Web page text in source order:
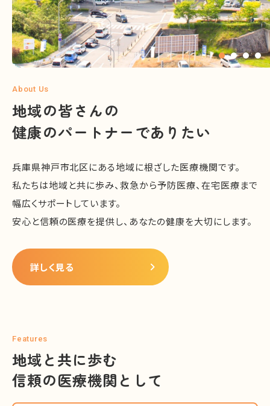
About Us
地域の皆さんの
健康のパートナーでありたい
兵庫県神戸市北区にある地域に根ざした医療機関です。
私たちは地域と共に歩み、救急から予防医療、在宅医療まで
幅広くサポートしています。
安心と信頼の医療を提供し、あなたの健康を大切にします。
詳しく見る
Features
地域と共に歩む
信頼の医療機関として